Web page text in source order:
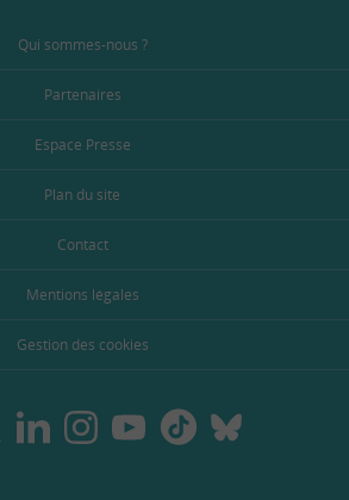
Qui sommes-nous ?
Partenaires
Espace Presse
Plan du site
Contact
Mentions légales
Gestion des cookies